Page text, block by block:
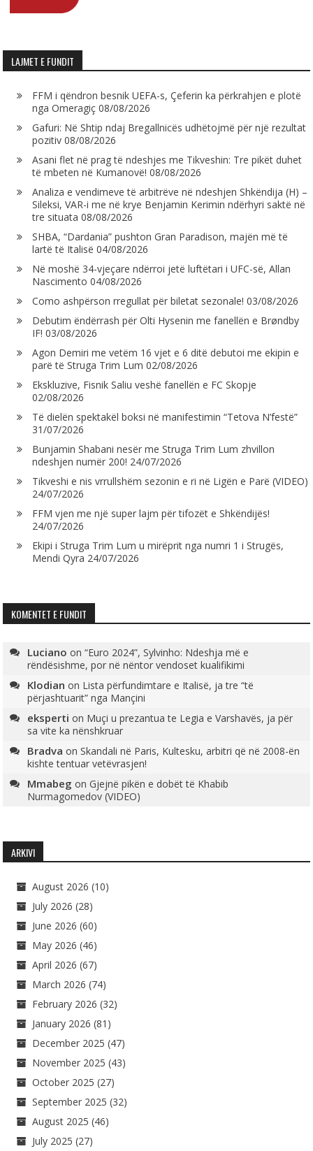
LAJMET E FUNDIT
FFM i qëndron besnik UEFA-s, Çeferin ka përkrahjen e plotë
nga Omeragiç 08/08/2026
Gafuri: Në Shtip ndaj Bregallnicës udhëtojmë për një rezultat
pozitiv 08/08/2026
Asani flet në prag të ndeshjes me Tikveshin: Tre pikët duhet
të mbeten në Kumanovë! 08/08/2026
Analiza e vendimeve të arbitrëve në ndeshjen Shkëndija (H) –
Sileksi, VAR-i me në krye Benjamin Kerimin ndërhyri saktë në
tre situata 08/08/2026
SHBA, “Dardania” pushton Gran Paradison, majën më të
lartë të Italisë 04/08/2026
Në moshë 34-vjeçare ndërroi jetë luftëtari i UFC-së, Allan
Nascimento 04/08/2026
Como ashpërson rregullat për biletat sezonale! 03/08/2026
Debutim ëndërrash për Olti Hysenin me fanellën e Brøndby
IF! 03/08/2026
Agon Demiri me vetëm 16 vjet e 6 ditë debutoi me ekipin e
parë të Struga Trim Lum 02/08/2026
Ekskluzive, Fisnik Saliu veshë fanellën e FC Skopje
02/08/2026
Të dielën spektakël boksi në manifestimin “Tetova N’festë”
31/07/2026
Bunjamin Shabani nesër me Struga Trim Lum zhvillon
ndeshjen numër 200! 24/07/2026
Tikveshi e nis vrrullshëm sezonin e ri në Ligën e Parë (VIDEO)
24/07/2026
FFM vjen me një super lajm për tifozët e Shkëndijës!
24/07/2026
Ekipi i Struga Trim Lum u mirëprit nga numri 1 i Strugës,
Mendi Qyra 24/07/2026
KOMENTET E FUNDIT
Luciano on“Euro 2024”, Sylvinho: Ndeshja më e
rëndësishme, por në nëntor vendoset kualifikimi
Klodian on Lista përfundimtare e Italisë, ja tre “të
përjashtuarit” nga Mançini
eksperti on Muçi u prezantua te Legia e Varshavës, ja për
sa vite ka nënshkruar
Bradva onSkandali në Paris, Kultesku, arbitri që në 2008-ën
kishte tentuar vetëvrasjen!
Mmabeg onGjejnë pikën e dobët të Khabib
Nurmagomedov (VIDEO)
ARKIVI
August 2026 (10)
July 2026 (28)
June 2026 (60)
May 2026 (46)
April 2026 (67)
March 2026 (74)
February 2026 (32)
January 2026 (81)
December 2025 (47)
November 2025 (43)
October 2025 (27)
September 2025 (32)
August 2025 (46)
July 2025 (27)